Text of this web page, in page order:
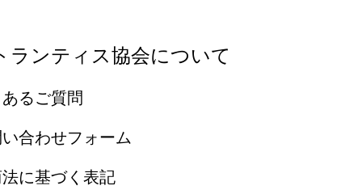
ランティス協会について
るご質問
合わせフォーム
に基づく表記